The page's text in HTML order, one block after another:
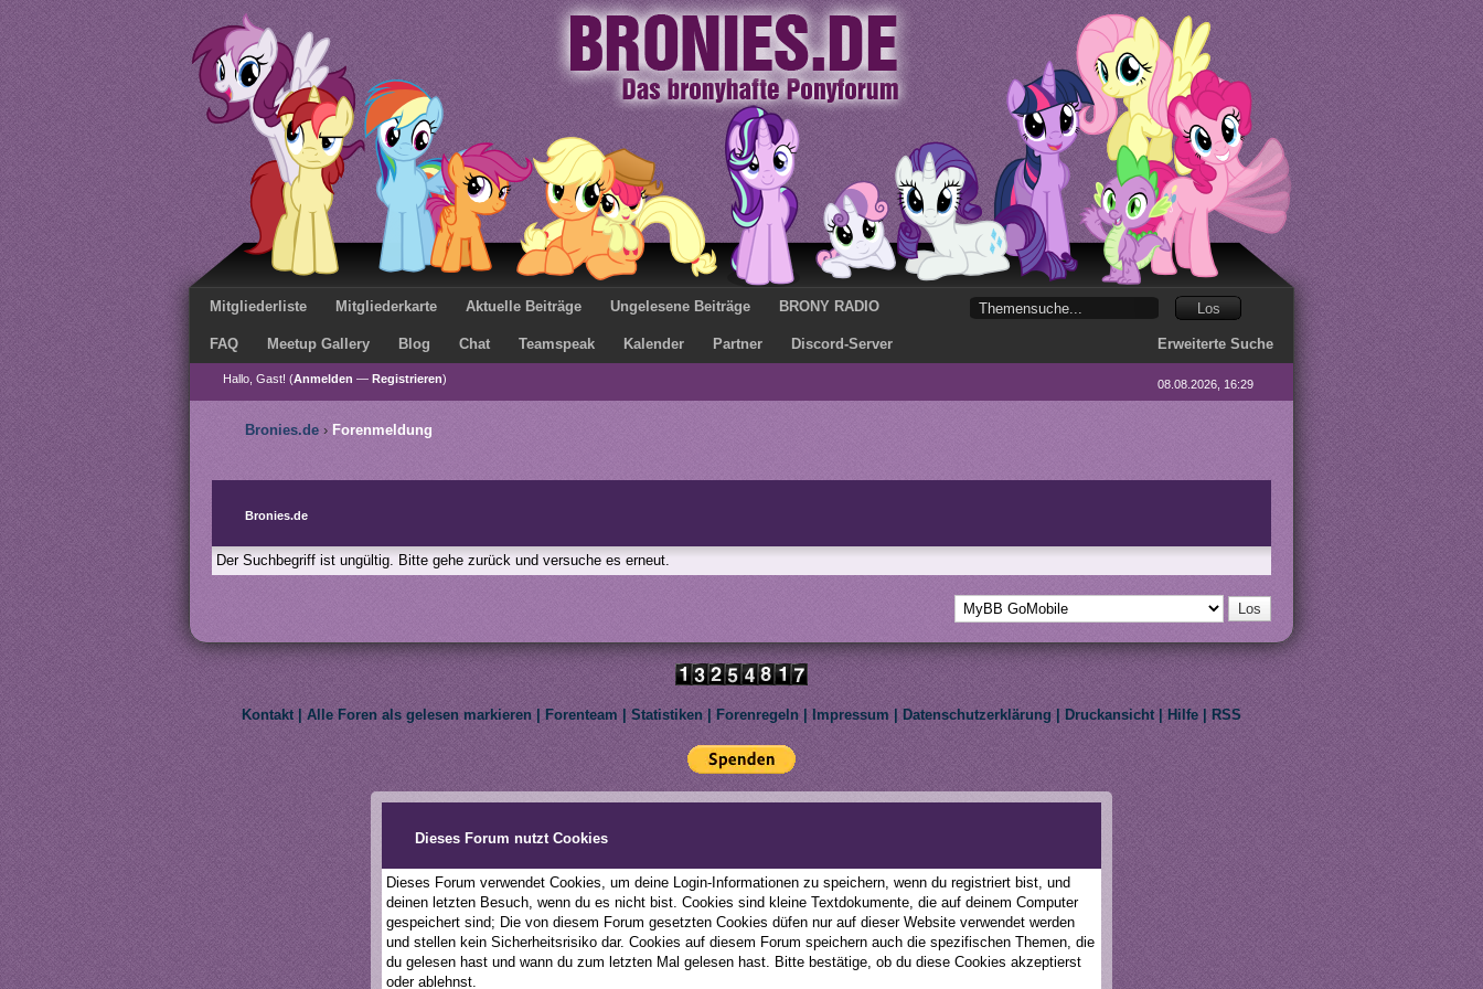
Dieses Forum nutzt Cookies
Dieses Forum verwendet Cookies, um deine Login-Informationen zu speichern, wenn du registriert bist, und
deinen letzten Besuch, wenn du es nicht bist. Cookies sind kleine Textdokumente, die auf deinem Computer
gespeichert sind; Die von diesem Forum gesetzten Cookies düfen nur auf dieser Website verwendet werden
und stellen kein Sicherheitsrisiko dar. Cookies auf diesem Forum speichern auch die spezifischen Themen, die
du gelesen hast und wann du zum letzten Mal gelesen hast. Bitte bestätige, ob du diese Cookies akzeptierst
oder ablehnst.
Mitgliederliste Mitgliederkarte Aktuelle Beiträge Ungelesene Beiträge BRONY RADIO
FAQ Meetup Gallery Blog Chat Teamspeak Kalender Partner Discord-Server Erweiterte Suche
Hallo, Gast! (Anmelden — Registrieren) 08.08.2026, 16:29
Bronies.de › Forenmeldung
Bronies.de
Der Suchbegriff ist ungültig. Bitte gehe zurück und versuche es erneut.
Kontakt Alle Foren als gelesen markieren Forenteam Statistiken |Forenregeln Impressum Datenschutzerklärung Druckansicht| Hilfe RSS
We do not own My Little Pony: Friendship Is Magic. We are not affiliated with Hasbro Inc. All rights reserved to their respective owners.
This forum usesLukasz TkaczMyBB addons.